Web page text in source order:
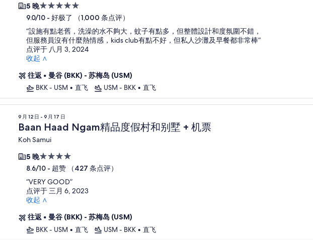
5 晚5.0
星
住
宿
9.0/10 - 好极了 （1,000 条点评）
“設施有點老舊，洗澡的水不夠大，蚊子有點多，但整體設計和度氛圍不錯，
但服務員沒有什麼熱情感，kids club有點不好，但私人沙灘及早餐都非常棒”
点评于 八月 3, 2024
收起 ∧
往返 • 曼谷 (BKK) - 苏梅岛 (USM)
BKK - USM • 直飞 USM - BKK • 直飞
9 月 12 日 - 9 月 17 日
Baan Haad Ngam精品度假村和别墅 + 机票
Koh Samui
5 晚4.0
星
住
宿
8.6/10 - 超赞 （427 条点评）
“VERY GOOD”
点评于 三月 6, 2023
收起 ∧
往返 • 曼谷 (BKK) - 苏梅岛 (USM)
BKK - USM • 直飞 USM - BKK • 直飞